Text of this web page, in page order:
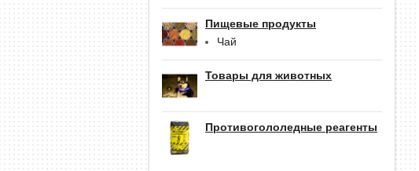
Пищевые продукты
Чай
Товары для животных
Противогололедные реагенты